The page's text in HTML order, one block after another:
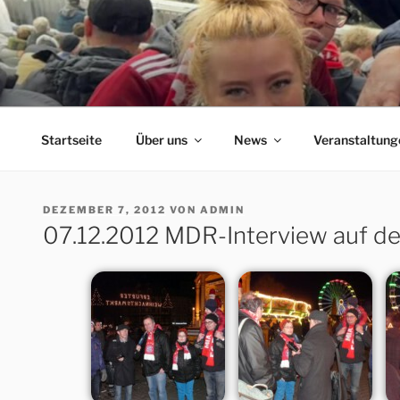
Zum
Inhalt
springen
ERFORDIA
Herzlich Willkommen auf der Homepage des Erfurter
Startseite Über uns News
VERÖFFENTLICHT
AM
DEZEMBER 7, 2012 VON ADMIN
07.12.2012 MDR-Interview auf